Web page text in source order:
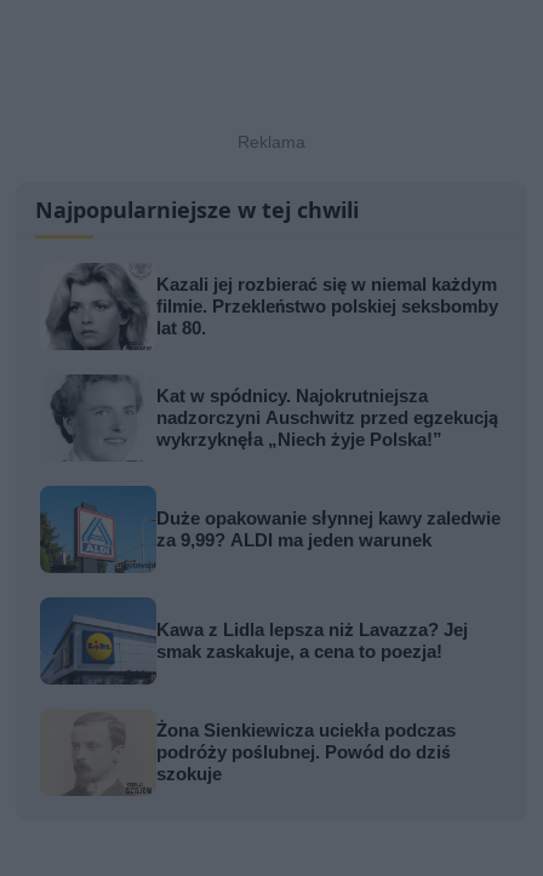
Najpopularniejsze w tej chwili
Kazali jej rozbierać się w niemal każdym
filmie. Przekleństwo polskiej seksbomby
lat 80.
Kat w spódnicy. Najokrutniejsza
nadzorczyni Auschwitz przed egzekucją
wykrzyknęła „Niech żyje Polska!”
Duże opakowanie słynnej kawy zaledwie
za 9,99? ALDI ma jeden warunek
Kawa z Lidla lepsza niż Lavazza? Jej
smak zaskakuje, a cena to poezja!
Żona Sienkiewicza uciekła podczas
podróży poślubnej. Powód do dziś
szokuje